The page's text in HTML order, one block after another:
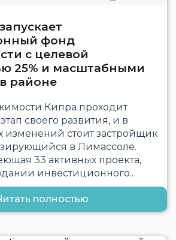
фонд
с целевой
25% и масштабными
районе
Кипра проходит
своего развития, и в
изменений стоит застройщик
в Лимассоле.
33 активных проекта,
инвестиционного..
полностью